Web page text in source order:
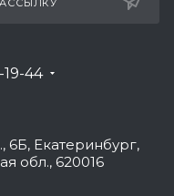
44
6Б, Екатеринбург,
обл., 620016